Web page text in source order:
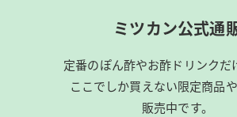
ミツカン公式通
定番のぽん酢やお酢ドリンクだ
ここでしか買えない限定商品
販売中です。